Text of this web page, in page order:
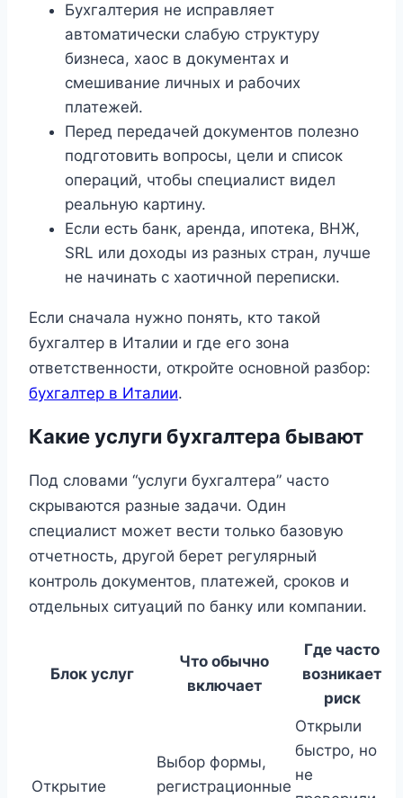
Бухгалтерия не исправляет
автоматически слабую структуру
бизнеса, хаос в документах и
смешивание личных и рабочих
платежей.
Перед передачей документов полезно
подготовить вопросы, цели и список
операций, чтобы специалист видел
реальную картину.
Если есть банк, аренда, ипотека, ВНЖ,
SRL или доходы из разных стран, лучше
не начинать с хаотичной переписки.
Если сначала нужно понять, кто такой
бухгалтер в Италии и где его зона
ответственности, откройте основной разбор:
бухгалтер в Италии.
Какие услуги бухгалтера бывают
Под словами “услуги бухгалтера” часто
скрываются разные задачи. Один
специалист может вести только базовую
отчетность, другой берет регулярный
контроль документов, платежей, сроков и
отдельных ситуаций по банку или компании.
Блок услуг
Что обычно
включает
Где часто
возникает
риск
Открытие
Выбор формы,
регистрационные
Открыли
быстро, но
не